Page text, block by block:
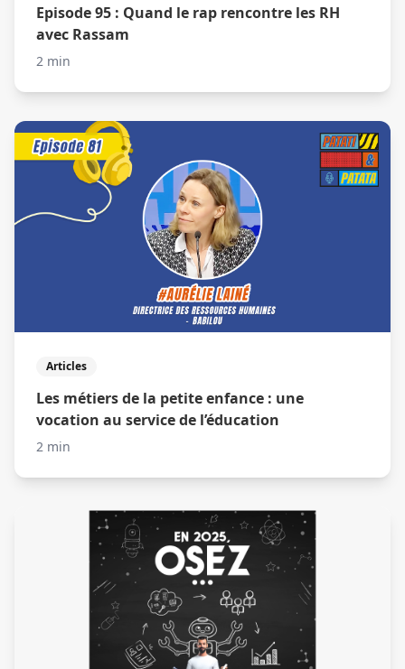
Episode 95 : Quand le rap rencontre les RH
avec Rassam
2 min
Articles
Les métiers de la petite enfance : une
vocation au service de l’éducation
2 min